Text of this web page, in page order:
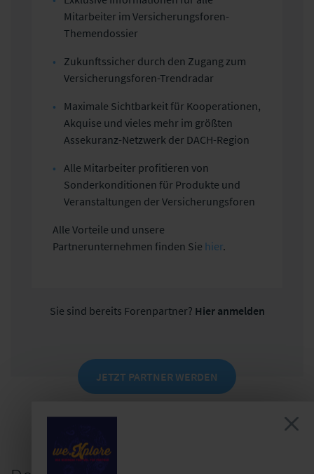
Mitarbeiter im Versicherungsforen-
Themendossier
Zukunftssicher durch den Zugang zum
Versicherungsforen-Trendradar
Maximale Sichtbarkeit für Kooperationen,
Akquise und vieles mehr im größten
Assekuranz-Netzwerk der DACH-Region
Alle Mitarbeiter profitieren von
Sonderkonditionen für Produkte und
Veranstaltungen der Versicherungsforen
Alle Vorteile und unsere
Partnerunternehmen finden Sie hier.
Sie sind bereits Forenpartner? Hier anmelden
JETZT PARTNER WERDEN